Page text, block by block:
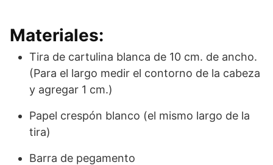
Materiales:
Tira de cartulina blanca de 10 cm. de ancho.
(Para el largo medir el contorno de la cabeza
y agregar 1 cm.)
Papel crespón blanco (el mismo largo de la
tira)
Barra de pegamento